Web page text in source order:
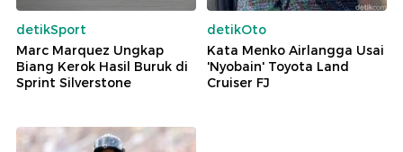
detikSport
Marc Marquez Ungkap
Biang Kerok Hasil Buruk di
Sprint Silverstone
detikOto
Kata Menko Airlangga Usai
'Nyobain' Toyota Land
Cruiser FJ